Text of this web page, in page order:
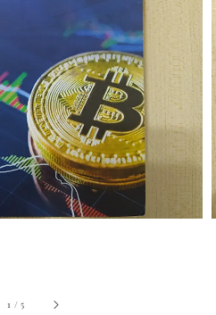
1 /5